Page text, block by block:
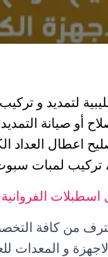
لتمديد و
أو صيانة
اعطال العداد
تركيب لمبات
الفروانية
من كافة
و المعدات